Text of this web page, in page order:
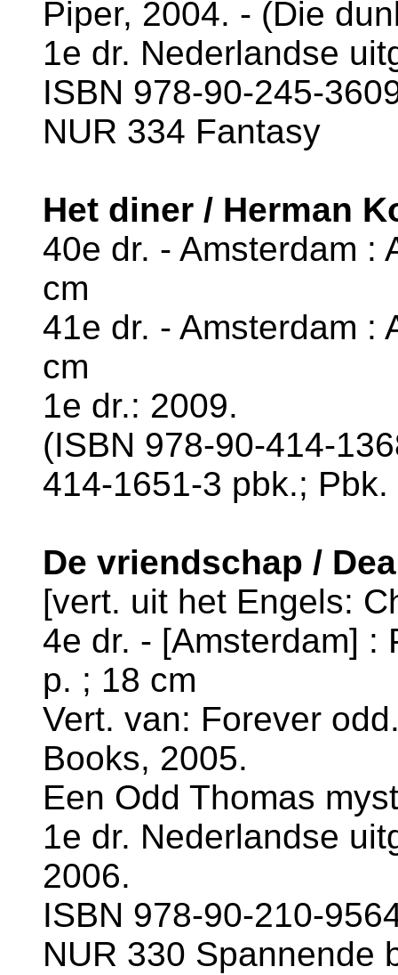
Piper, 2004. - (Die
1e dr. Nederlandse
ISBN 978-90-245-
NUR 334 Fantasy
Het diner / Herman
40e dr. - Amsterdam :
cm
41e dr. - Amsterdam :
cm
1e dr.: 2009.
(ISBN 978-90-414-
414-1651-3 pbk.;
De vriendschap /
[vert. uit het Engels:
4e dr. - [Amsterdam] :
p. ; 18 cm
Vert. van: Forever
Books, 2005.
Een Odd Thomas
1e dr. Nederlandse
2006.
ISBN 978-90-210-
NUR 330 Spannende